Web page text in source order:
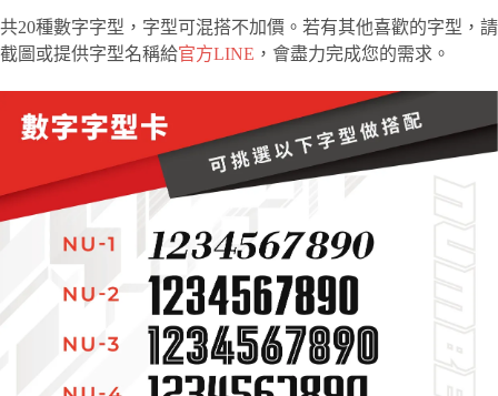
共20種數字字型，字型可混搭不加價。若有其他喜歡的字型，請
截圖或提供字型名稱給官方LINE ，會盡力完成您的需求。